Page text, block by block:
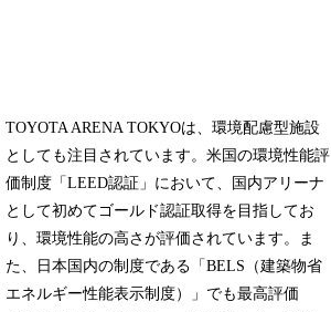
TOYOTA ARENA TOKYOは、環境配慮型施設
としても注目されています。米国の環境性能評
価制度「LEED認証」において、国内アリーナ
として初めてゴールド認証取得を目指してお
り、環境性能の高さが評価されています。ま
た、日本国内の制度である「BELS（建築物省
エネルギー性能表示制度）」でも最高評価